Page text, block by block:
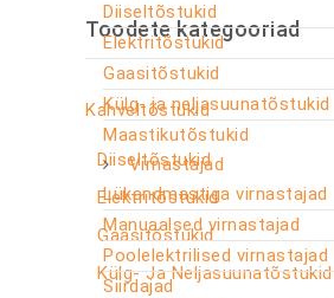
Diiseltõstukid
Elektritõstukid
Gaasitõstukid
Külg- ja neljasuunatõstukid
Maastikutõstukid
Virnastajad
Lükandmastiga virnastajad
Manuaalsed virnastajad
Poolelektrilised virnastajad
Siirdajad
Toodete kategooriad
Kahveltõstukid
Diiseltõstukid
Elektritõstukid
Gaasitõstukid
Külg- Ja Neljasuunatõstukid